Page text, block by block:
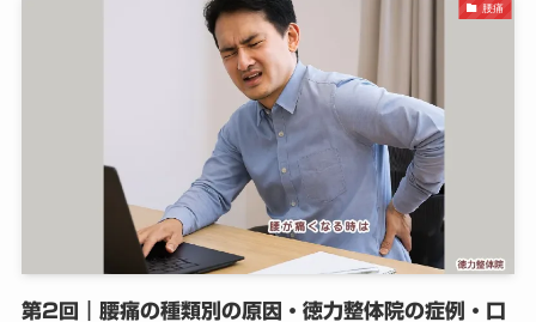
腰痛
第2回｜腰痛の種類別の原因・徳力整体院の症例・口